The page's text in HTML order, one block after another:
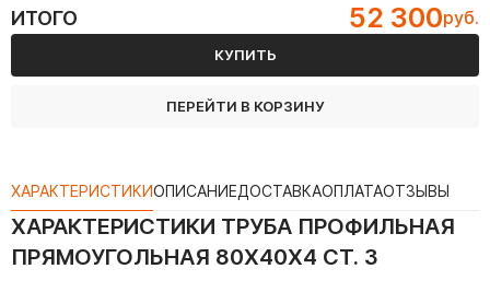
ИТОГО 52 300руб.
КУПИТЬ
ПЕРЕЙТИ В КОРЗИНУ
ХАРАКТЕРИСТИКИОПИСАНИЕДОСТАВКАОПЛАТАОТЗЫВЫ
ХАРАКТЕРИСТИКИ ТРУБА ПРОФИЛЬНАЯ
ПРЯМОУГОЛЬНАЯ 80Х40Х4 СТ. 3